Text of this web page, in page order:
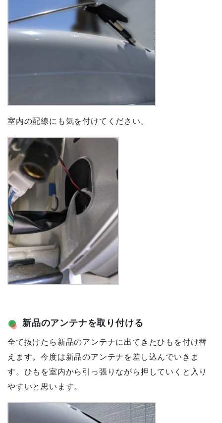
室内の配線にも気を付けてください。
新品のアンテナを取り付ける
全て抜けたら新品のアンテナに出てきたひもを付け替
えます。今度は新品のアンテナを差し込んでいきま
す。ひもを室内から引っ張りながら押していくと入り
やすいと思います。